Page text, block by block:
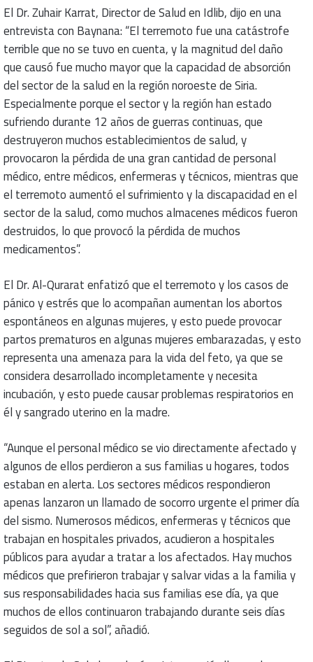
El Dr. Zuhair Karrat, Director de Salud en Idlib, dijo en una
entrevista con Baynana: “El terremoto fue una catástrofe
terrible que no se tuvo en cuenta, y la magnitud del daño
que causó fue mucho mayor que la capacidad de absorción
del sector de la salud en la región noroeste de Siria.
Especialmente porque el sector y la región han estado
sufriendo durante 12 años de guerras continuas, que
destruyeron muchos establecimientos de salud, y
provocaron la pérdida de una gran cantidad de personal
médico, entre médicos, enfermeras y técnicos, mientras que
el terremoto aumentó el sufrimiento y la discapacidad en el
sector de la salud, como muchos almacenes médicos fueron
destruidos, lo que provocó la pérdida de muchos
medicamentos”.
El Dr. Al-Qurarat enfatizó que el terremoto y los casos de
pánico y estrés que lo acompañan aumentan los abortos
espontáneos en algunas mujeres, y esto puede provocar
partos prematuros en algunas mujeres embarazadas, y esto
representa una amenaza para la vida del feto, ya que se
considera desarrollado incompletamente y necesita
incubación, y esto puede causar problemas respiratorios en
él y sangrado uterino en la madre.
“Aunque el personal médico se vio directamente afectado y
algunos de ellos perdieron a sus familias u hogares, todos
estaban en alerta. Los sectores médicos respondieron
apenas lanzaron un llamado de socorro urgente el primer día
del sismo. Numerosos médicos, enfermeras y técnicos que
trabajan en hospitales privados, acudieron a hospitales
públicos para ayudar a tratar a los afectados. Hay muchos
médicos que prefirieron trabajar y salvar vidas a la familia y
sus responsabilidades hacia sus familias ese día, ya que
muchos de ellos continuaron trabajando durante seis días
seguidos de sol a sol”, añadió.